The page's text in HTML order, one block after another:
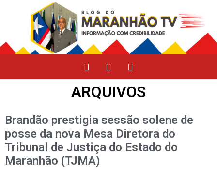
ARQUIVOS
Brandão prestigia sessão solene de
posse da nova Mesa Diretora do
Tribunal de Justiça do Estado do
Maranhão (TJMA)